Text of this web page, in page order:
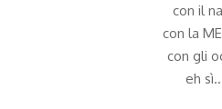
con il
con la
con gli
eh